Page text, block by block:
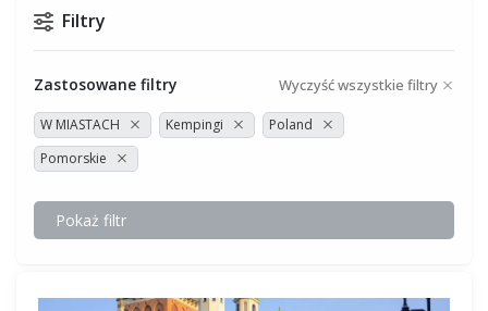
Filtry
Zastosowane filtry Wyczyść wszystkie filtry
W MIASTACH Kempingi
Poland
Pomorskie
Pokaż filtr